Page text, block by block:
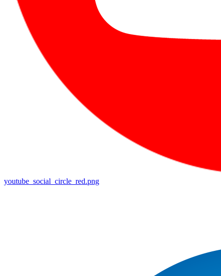
youtube_social_circle_red.png